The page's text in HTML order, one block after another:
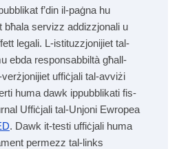
f’din il-paġna hu
bħala servizz addizzjonali u
legali. L-istituzzjonijiet tal-
ebda responsabbiltà għall-
uffiċjali tal-avviżi
huma dawk ippubblikati fis-
Uffiċjali tal-Unjoni Ewropea
. Dawk it-testi uffiċjali huma
permezz tal-links